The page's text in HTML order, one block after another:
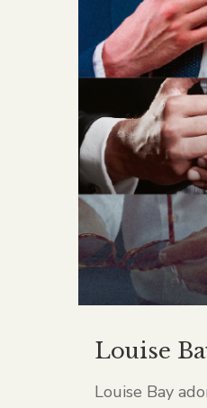
Louise
Louise Bay